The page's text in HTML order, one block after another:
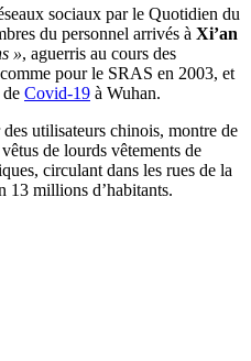
sociaux par le Quotidien du
du personnel arrivés à Xi’an
», aguerris au cours des
pour le SRAS en 2003, et
Covid-19 à Wuhan.
utilisateurs chinois, montre de
de lourds vêtements de
circulant dans les rues de la
13 millions d’habitants.